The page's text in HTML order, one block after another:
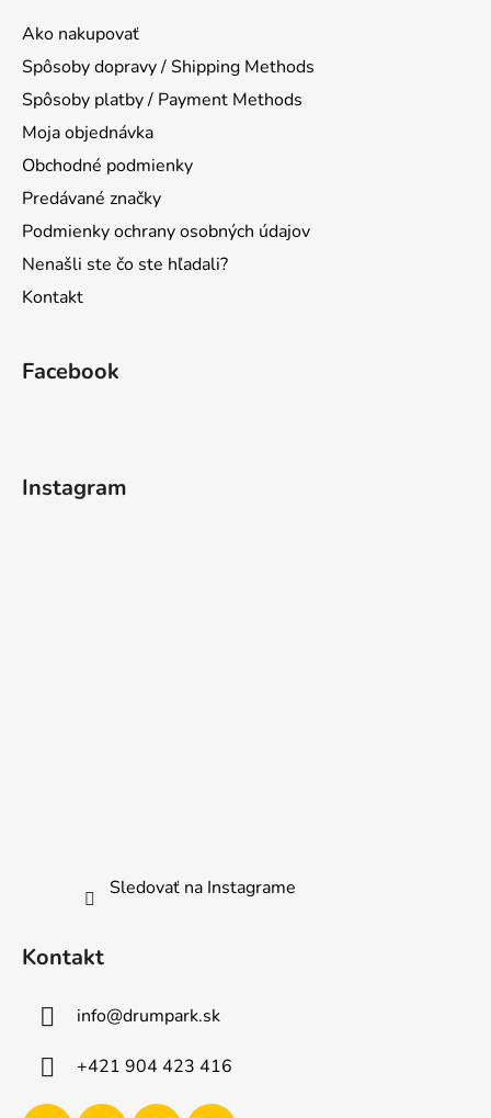
Ako nakupovať
Spôsoby dopravy / Shipping Methods
Spôsoby platby / Payment Methods
Moja objednávka
Obchodné podmienky
Predávané značky
Podmienky ochrany osobných údajov
Nenašli ste čo ste hľadali?
Kontakt
Facebook
Instagram
Sledovať na Instagrame
Kontakt
info@drumpark.sk
+421 904 423 416